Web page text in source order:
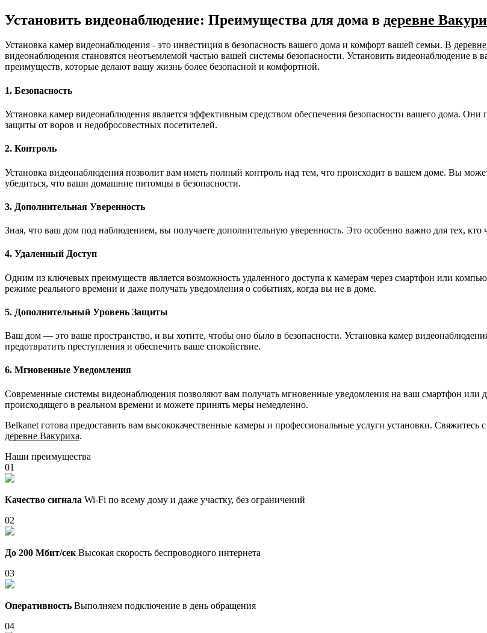
Установить видеонаблюдение: Преимущества для дома в деревне
Установка камер видеонаблюдения - это инвестиция в безопасность вашего дома и комфорт вашей семьи. В
видеонаблюдения становятся неотъемлемой частью вашей системы безопасности. Установить видеонаблюдение в
преимуществ, которые делают вашу жизнь более безопасной и комфортной.
1. Безопасность
Установка камер видеонаблюдения является эффективным средством обеспечения безопасности вашего дома.
защиты от воров и недобросовестных посетителей.
2. Контроль
Установка видеонаблюдения позволит вам иметь полный контроль над тем, что происходит в вашем доме. Вы
убедиться, что ваши домашние питомцы в безопасности.
3. Дополнительная Уверенность
Зная, что ваш дом под наблюдением, вы получаете дополнительную уверенность. Это особенно важно для тех, кто
4. Удаленный Доступ
Одним из ключевых преимуществ является возможность удаленного доступа к камерам через смартфон или
режиме реального времени и даже получать уведомления о событиях, когда вы не в доме.
5. Дополнительный Уровень Защиты
Ваш дом — это ваше пространство, и вы хотите, чтобы оно было в безопасности. Установка камер
предотвратить преступления и обеспечить ваше спокойствие.
6. Мгновенные Уведомления
Современные системы видеонаблюдения позволяют вам получать мгновенные уведомления на ваш смартфон или
происходящего в реальном времени и можете принять меры немедленно.
Belkanet готова предоставить вам высококачественные камеры и профессиональные услуги установки.
деревне Вакуриха.
Наши преимущества
01
Качество сигнала Wi-Fi по всему дому и даже участку, без ограничений
02
До 200 Мбит/сек Высокая скорость беспроводного интернета
03
Оперативность Выполняем подключение в день обращения
04